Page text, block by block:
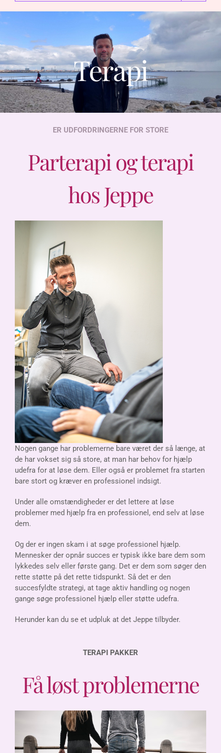
Terapi
ER UDFORDRINGERNE FOR STORE
Parterapi og terapi
hos Jeppe
Nogen gange har problemerne bare været der så længe, at
de har vokset sig så store, at man har behov for hjælp
udefra for at løse dem. Eller også er problemet fra starten
bare stort og kræver en professionel indsigt.
Under alle omstændigheder er det lettere at løse
problemer med hjælp fra en professionel, end selv at løse
dem.
Og der er ingen skam i at søge professionel hjælp.
Mennesker der opnår succes er typisk ikke bare dem som
lykkedes selv eller første gang. Det er dem som søger den
rette støtte på det rette tidspunkt. Så det er den
succesfyldte strategi, at tage aktiv handling og nogen
gange søge professionel hjælp eller støtte udefra.
Herunder kan du se et udpluk at det Jeppe tilbyder.
TERAPI PAKKER
Få løst problemerne